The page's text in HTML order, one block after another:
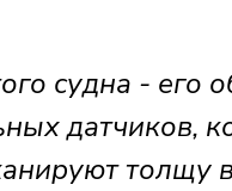
судна - его
датчиков,
толщу